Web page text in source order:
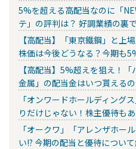
5%を超える高配当なのに「
テ」の評判は？ 好調業績の裏
【高配当】「東京鐵鋼」と上
株価は今後どうなる？今期も
【高配当】5%超えを狙え！
金属」の配当金はいつ貰える
「オンワードホールディング
りだけじゃない！株主優待も
「オークワ」「アレンザホー
い!? 今期の配当と優待につい